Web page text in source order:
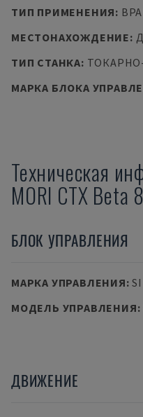
ТИП ПРИМЕНЕНИЯ:
МЕСТОНАХОЖДЕНИЕ:
ТИП СТАНКА:
МАРКА БЛОКА
Техническая
MORI CTX Beta
БЛОК УПРАВЛЕНИЯ
МАРКА УПРАВЛЕНИЯ:
МОДЕЛЬ УПРАВЛЕНИЯ:
ДВИЖЕНИЕ